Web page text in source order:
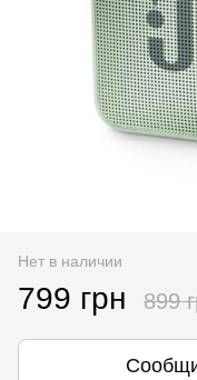
Нет в наличии
799 грн 899